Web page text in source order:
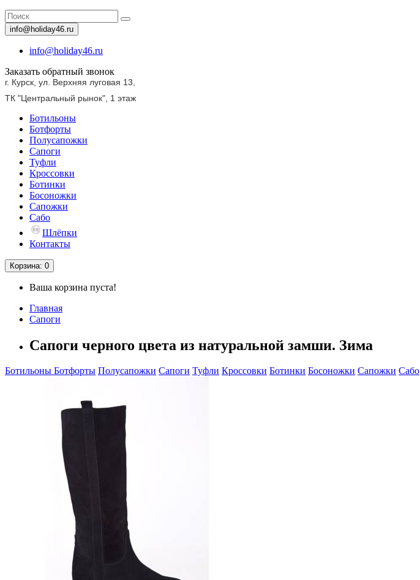
info@holiday46.ru
info@holiday46.ru
Заказать обратный звонок
г. Курск, ул. Верхняя луговая 13,
ТК "Центральный рынок", 1 этаж
Ботильоны
Ботфорты
Полусапожки
Сапоги
Туфли
Кроссовки
Ботинки
Босоножки
Сапожки
Сабо
Шлёпки
Контакты
Корзина: 0
Ваша корзина пуста!
Главная
Сапоги
Сапоги черного цвета из натуральной замши. Зима
Ботильоны Ботфорты Полусапожки Сапоги Туфли Кроссовки Ботинки Босоножки Сапожки Сабо